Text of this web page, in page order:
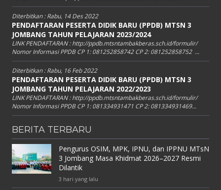
Diterbitkan :Rabu, 14 Des 2022
PENDAFTARAN PESERTA DIDIK BARU (PPDB) MTSN 3
JOMBANG TAHUN PELAJARAN 2023/2024
LINK PENDAFTARAN : http://ppdb.mtsntambakberas.sch.id/formulir/
Nomor Informasi PPDB CP 1: 081252858742 CP 2: 081252858752 ...
Diterbitkan :Rabu, 16 Feb 2022
PENDAFTARAN PESERTA DIDIK BARU (PPDB) MTSN 3
JOMBANG TAHUN PELAJARAN 2022/2023
LINK PENDAFTARAN : http://ppdb.mtsntambakberas.sch.id/formulir/
Nomor Informasi PPDB CP 1: 081334931471 CP 2: 081334931469...
BERITA TERBARU
Pengurus OSIM, MPK, IPNU, dan IPPNU MTsN
3 Jombang Masa Khidmat 2026–2027 Resmi
Dilantik
3 hari yang lalu